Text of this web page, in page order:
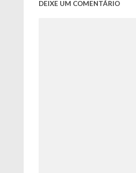
DEIXE UM COMENTÁRIO